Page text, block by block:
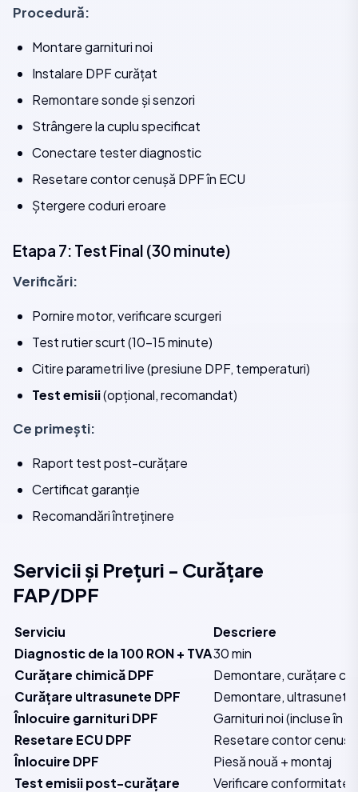
Procedură:
Montare garnituri noi
Instalare DPF curățat
Remontare sonde și senzori
Strângere la cuplu specificat
Conectare tester diagnostic
Resetare contor cenușă DPF în ECU
Ștergere coduri eroare
Etapa 7: Test Final (30 minute)
Verificări:
Pornire motor, verificare scurgeri
Test rutier scurt (10-15 minute)
Citire parametri live (presiune DPF, temperaturi)
Test emisii(opțional, recomandat)
Ce primești:
Raport test post-curățare
Certificat garanție
Recomandări întreținere
Servicii și Prețuri - Curățare
FAP/DPF
Serviciu
Descriere
Diagnostic de la 100 RON + TVA30 min
Curățare chimică DPF
Demontare, curățare
Curățare ultrasunete DPF
Demontare,
Înlocuire garnituri DPF
Garnituri noi (incluse în
Resetare ECU DPF
Resetare contor
Înlocuire DPF
Piesă nouă + montaj
Test emisii post-curățare
Verificare conformitate